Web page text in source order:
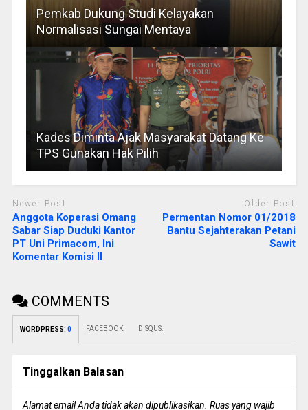
Pemkab Dukung Studi Kelayakan
Normalisasi Sungai Mentaya
Kades Diminta Ajak Masyarakat Datang Ke
TPS Gunakan Hak Pilih
Newer Post
Anggota Koperasi Omang
Sabar Siap Duduki Kantor
PT Uni Primacom, Ini
Komentar Komisi II
Older Post
Permentan Nomor 01/2018
Bantu Sejahterakan Petani
Sawit
COMMENTS
WORDPRESS: 0 FACEBOOK: DISQUS:
Tinggalkan Balasan
Alamat email Anda tidak akan dipublikasikan. Ruas yang wajib